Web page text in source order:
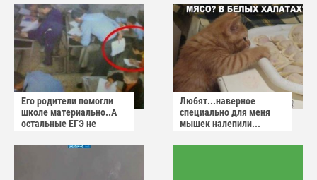
Его родители помогли
школе материально..А
остальные ЕГЭ не
Любят...наверное
специально для меня
мышек налепили...